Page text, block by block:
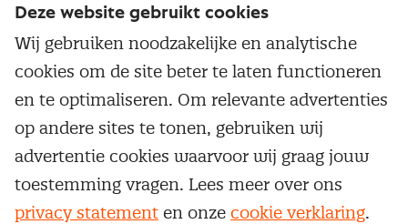
Service & contact
Over inkoop
Netwerk en communities
Aanmelden nieuwsbrief
Word lid van Nevi
Populaire thema's
Aanbesteden
Contractmanagement
Kostenmanagement
Onderhandelen
Opleidingen en trainingen
Trainingen
Opleidingen
Cookievoorkeuren beherenOnzealgemene
Deze website gebruikt cookies
Wij gebruiken noodzakelijke en analytische
cookies om de site beter te laten functioneren
en te optimaliseren. Om relevante advertenties
op andere sites te tonen, gebruiken wij
advertentie cookies waarvoor wij graag jouw
toestemming vragen. Lees meer over ons
privacy statement en onze cookie verklaring.